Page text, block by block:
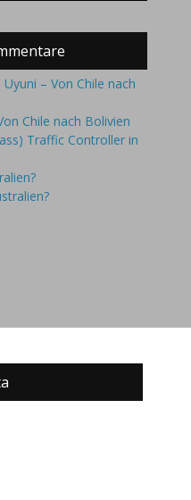
Uyuni – Von Chile nach
Chile nach Bolivien
Traffic Controller in